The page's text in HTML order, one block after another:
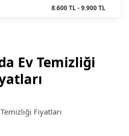
8.600 TL - 9.900 TL
Ev Temizliği
Fiyatları